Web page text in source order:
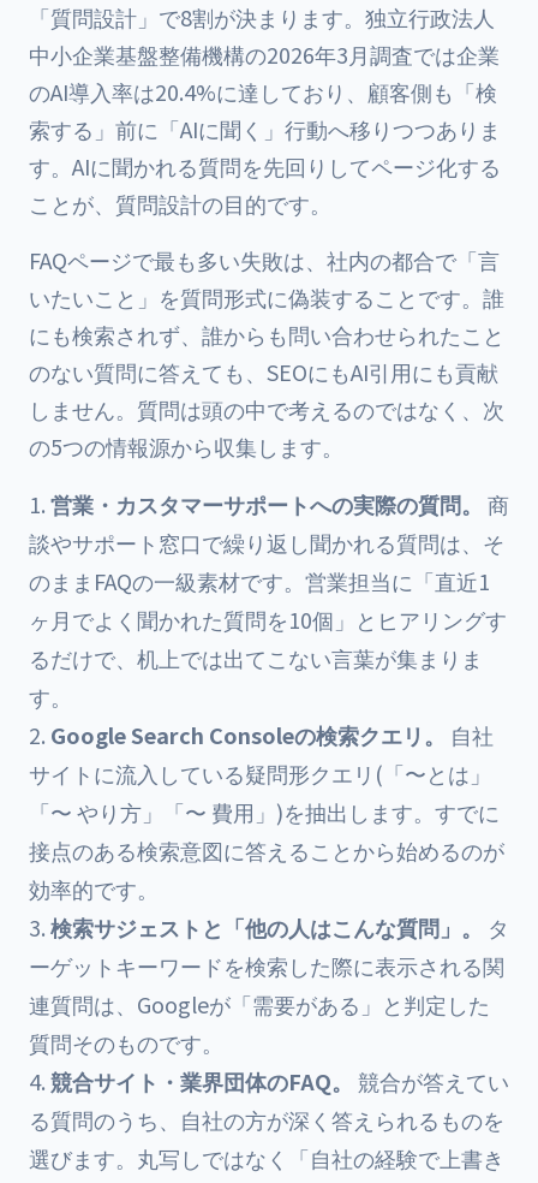
「質問設計」で8割が決まります。独立行政法人
中小企業基盤整備機構の2026年3月調査では企業
のAI導入率は20.4%に達しており、顧客側も「検
索する」前に「AIに聞く」行動へ移りつつありま
す。AIに聞かれる質問を先回りしてページ化する
ことが、質問設計の目的です。
FAQページで最も多い失敗は、社内の都合で「言
いたいこと」を質問形式に偽装することです。誰
にも検索されず、誰からも問い合わせられたこと
のない質問に答えても、SEOにもAI引用にも貢献
しません。質問は頭の中で考えるのではなく、次
の5つの情報源から収集します。
営業・カスタマーサポートへの実際の質問。 商
談やサポート窓口で繰り返し聞かれる質問は、そ
のままFAQの一級素材です。営業担当に「直近1
ヶ月でよく聞かれた質問を10個」とヒアリングす
るだけで、机上では出てこない言葉が集まりま
す。
Google Search Consoleの検索クエリ。
自社
サイトに流入している疑問形クエリ(「〜とは」
「〜 やり方」「〜 費用」)を抽出します。すでに
接点のある検索意図に答えることから始めるのが
効率的です。
検索サジェストと「他の人はこんな質問」。
タ
ーゲットキーワードを検索した際に表示される関
連質問は、Googleが「需要がある」と判定した
質問そのものです。
競合サイト・業界団体のFAQ。 競合が答えてい
る質問のうち、自社の方が深く答えられるものを
選びます。丸写しではなく「自社の経験で上書き